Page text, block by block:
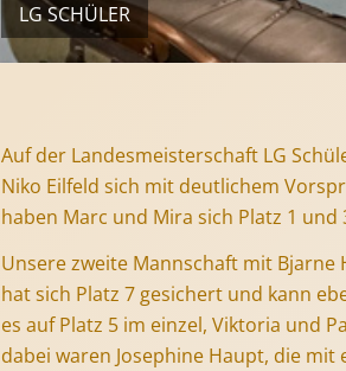
LG SCHÜLER
Auf der Landesmeisterschaft LG
Niko Eilfeld sich mit deutlichem
haben Marc und Mira sich Platz 1
Unsere zweite Mannschaft mit Bjarne
hat sich Platz 7 gesichert und kann
es auf Platz 5 im einzel, Viktoria und
dabei waren Josephine Haupt, die